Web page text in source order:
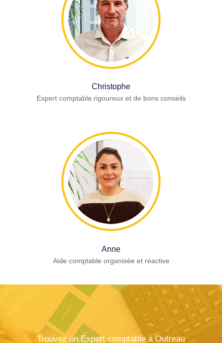
Christophe
Expert comptable rigoureux et de bons conseils
Anne
Aide comptable organisée et réactive
Trouvez un Expert comptable à Outreau